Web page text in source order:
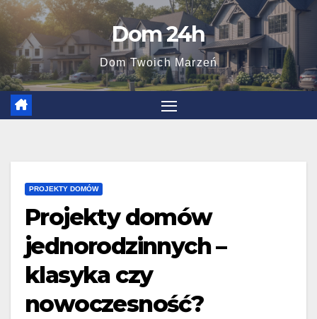
Skip
content
Dom 24h
Dom Twoich Marzeń
PROJEKTY DOMÓW
Projekty domów
jednorodzinnych –
klasyka czy
nowoczesność?